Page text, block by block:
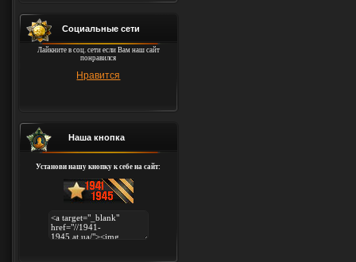
Социальные сети
Лайкните в соц. сети если Вам наш сайт
понравился
Нравится
Наша кнопка
Установи нашу кнопку к себе на сайт: